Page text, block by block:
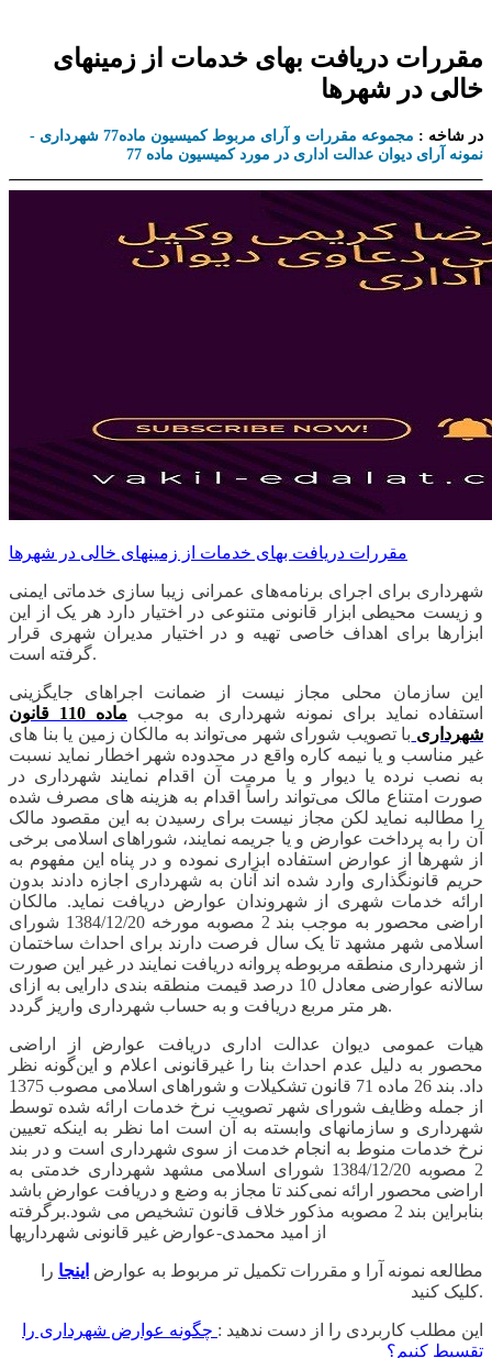
مقررات دریافت بهای خدمات از زمینهای
خالی در شهرها
در شاخه :
مجموعه مقررات و آرای مربوط کمیسیون ماده77 شهرداری -
نمونه آرای دیوان عدالت اداری در مورد کمیسیون ماده 77
مقررات دریافت بهای خدمات از زمینهای خالی در شهرها
شهرداری برای اجرای برنامه‌های عمرانی زیبا سازی خدماتی ایمنی
و زیست محیطی ابزار قانونی متنوعی در اختیار دارد هر یک از این
ابزارها برای اهداف خاصی تهیه و در اختیار مدیران شهری قرار
گرفته است.
این سازمان محلی مجاز نیست از ضمانت اجراهای جایگزینی
استفاده نماید برای نمونه شهرداری به موجب
ماده 110 قانون
شهرداری با تصویب شورای شهر می‌تواند به مالکان زمین یا بنا های
غیر مناسب و یا نیمه کاره واقع در محدوده شهر اخطار نماید نسبت
به نصب نرده یا دیوار و یا مرمت آن اقدام نمایند شهرداری در
صورت امتناع مالک می‌تواند راساً اقدام به هزینه های مصرف شده
را مطالبه نماید لکن مجاز نیست برای رسیدن به این مقصود مالک
آن را به پرداخت عوارض و یا جریمه نمایند، شوراهای اسلامی برخی
از شهرها از عوارض استفاده ابزاری نموده و در پناه این مفهوم به
حریم قانونگذاری وارد شده اند آنان به شهرداری اجازه دادند بدون
ارائه خدمات شهری از شهروندان عوارض دریافت نماید. مالکان
اراضی محصور به موجب بند 2 مصوبه مورخه 1384/12/20 شورای
اسلامی شهر مشهد تا یک سال فرصت دارند برای احداث ساختمان
از شهرداری منطقه مربوطه پروانه دریافت نمایند در غیر این صورت
سالانه عوارضی معادل 10 درصد قیمت منطقه بندی دارایی به ازای
هر متر مربع دریافت و به حساب شهرداری واریز گردد.
هیات عمومی دیوان عدالت اداری دریافت عوارض از اراضی
محصور به دلیل عدم احداث بنا را غیرقانونی اعلام و این‌گونه نظر
داد. بند 26 ماده 71 قانون تشکیلات و شوراهای اسلامی مصوب 1375
از جمله وظایف شورای شهر تصویب نرخ خدمات ارائه شده توسط
شهرداری و سازمانهای وابسته به آن است اما نظر به اینکه تعیین
نرخ خدمات منوط به انجام خدمت از سوی شهرداری است و در بند
2 مصوبه 1384/12/20 شورای اسلامی مشهد شهرداری خدمتی به
اراضی محصور ارائه نمی‌کند تا مجاز به وضع و دریافت عوارض باشد
بنابراین بند 2 مصوبه مذکور خلاف قانون تشخیص می شود.برگرفته
از امید محمدی-عوارض غیر قانونی شهرداریها
مطالعه نمونه آرا و مقررات تکمیل تر مربوط به عوارض اینجا را
کلیک کنید.
این مطلب کاربردی را از دست ندهید : چگونه عوارض شهرداری را
تقسیط کنیم؟